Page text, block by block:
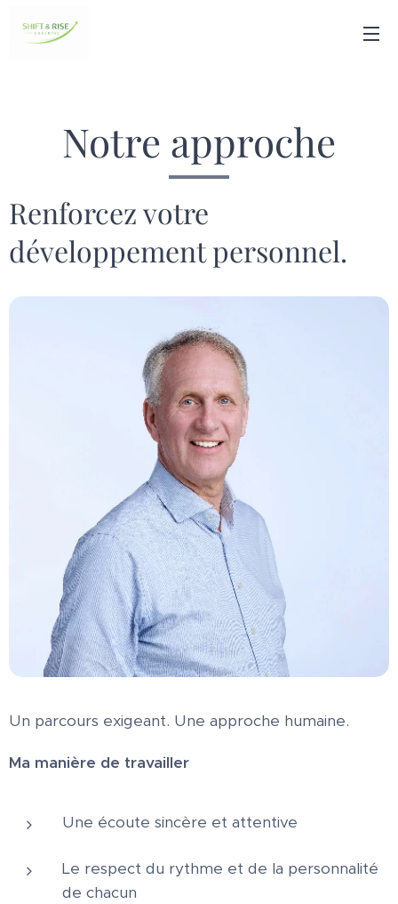
Notre approche
Renforcez votre
développement personnel.
Un parcours exigeant. Une approche humaine.
Ma manière de travailler
Une écoute sincère et attentive
Le respect du rythme et de la personnalité
de chacun